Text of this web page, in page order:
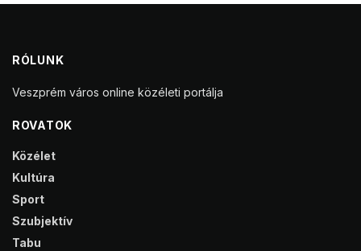
RÓLUNK
Veszprém város online közéleti portálja
ROVATOK
Közélet
Kultúra
Sport
Szubjektív
Tabu